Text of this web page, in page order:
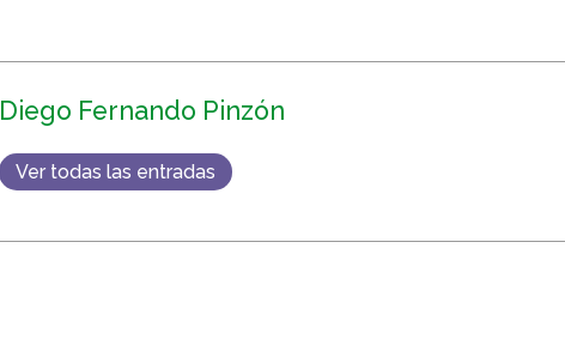
Diego Fernando Pinzón
Ver todas las entradas